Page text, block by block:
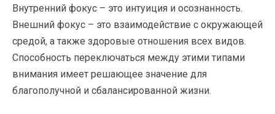
Внутренний фокус – это интуиция и осознанность.
Внешний фокус – это взаимодействие с окружающей
средой, а также здоровые отношения всех видов.
Способность переключаться между этими типами
внимания имеет решающее значение для
благополучной и сбалансированной жизни.